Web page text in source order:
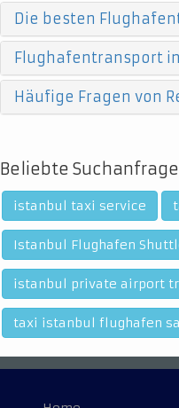
Die besten
Flughafentransport
Häufige Fragen von
Beliebte
istanbul taxi service
Istanbul Flughafen
istanbul private airport
taxi istanbul flughafen